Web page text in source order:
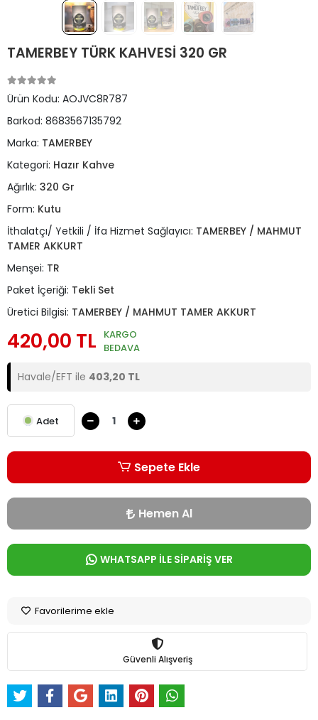
TAMERBEY TÜRK KAHVESİ 320 GR
Ürün Kodu: AOJVC8R787
Barkod: 8683567135792
Marka: TAMERBEY
Kategori: Hazır Kahve
Ağırlık: 320 Gr
Form: Kutu
İthalatçı/ Yetkili / İfa Hizmet Sağlayıcı: TAMERBEY / MAHMUT
TAMER AKKURT
Menşei: TR
Paket İçeriği: Tekli Set
Üretici Bilgisi: TAMERBEY / MAHMUT TAMER AKKURT
420,00 TL
KARGO
BEDAVA
Havale/EFT ile 403,20 TL
Adet
Sepete Ekle
Hemen Al
WHATSAPP İLE SİPARİŞ VER
Favorilerime ekle
Güvenli Alışveriş